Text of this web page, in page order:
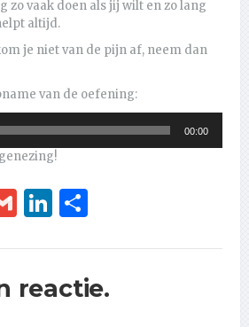
zo vaak doen als jij wilt en zo lang
altijd.
je niet van de pijn af, neem dan
van de oefening:
00:00
GmailLinkedIn
reactie.